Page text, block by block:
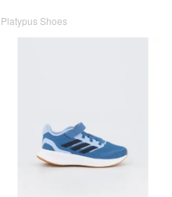
Platypus Shoes